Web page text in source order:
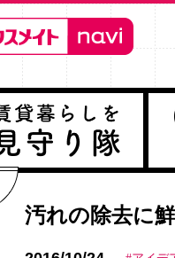
汚れの除去に